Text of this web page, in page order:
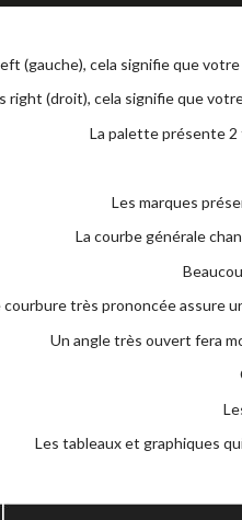
(gauche), cela signifie que
right (droit), cela signifie que
La palette présente 2
Les marques
La courbe générale
courbure très prononcée assure
Un angle très ouvert fera
Les tableaux et graphiques